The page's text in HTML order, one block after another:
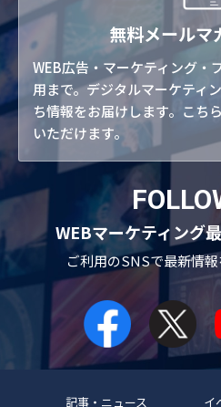
無料メールマ
WEB広告・マーケティング・
用まで。デジタルマーケティ
ち情報をお届けします。こち
いただけます。
WEBマーケティング
ご利用のSNSで最新情
記事・ニュース イ